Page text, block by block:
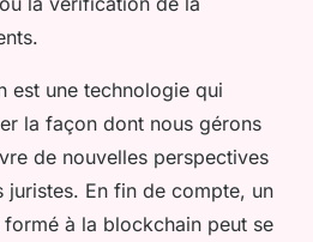
est une technologie qui
la façon dont nous gérons
de nouvelles perspectives
juristes. En fin de compte, un
à la blockchain peut se